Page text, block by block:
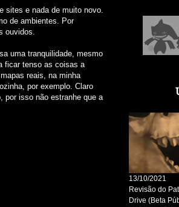
sites e nada de muito novo.
de ambientes. Por
ouvidos.
uma tranquilidade, mesmo
ficar tenso as coisas a
reais, na minha
por exemplo. Claro
por isso não estranhe que a
(03/
Nº1
(22/
(17/
(13/
(29/
(22/
(13/
(02/